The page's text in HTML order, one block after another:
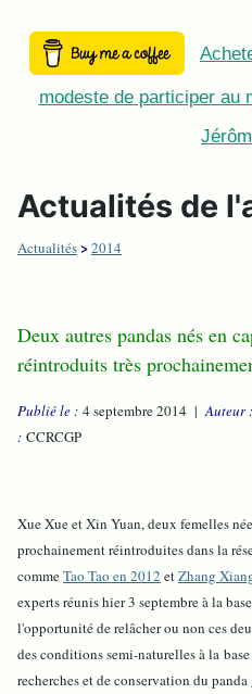
modeste de participer au
Actualités de
Actualités>2014
Deux autres pandas nés en
réintroduits très
Publié le : 4 septembre 2014 |Auteur :
: CCRCGP
Xue Xue et Xin Yuan, deux femelles
prochainement réintroduites dans la
commeTao Tao en 2012 etZhang
experts réunis hier 3 septembre à la
l'opportunité de relâcher ou non ces
des conditions semi-naturelles à la
recherches et de conservation du panda